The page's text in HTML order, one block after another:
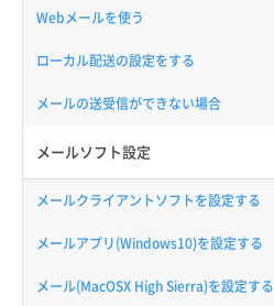
Webメールを使う
ローカル配送の設定をする
メールの送受信ができない場合
メールソフト設定
メールクライアントソフトを設定する
メールアプリ(Windows10)を設定する
メール(MacOSX High Sierra)を設定する